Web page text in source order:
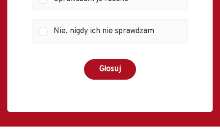
Nie, nigdy ich nie sprawdzam
Głosuj